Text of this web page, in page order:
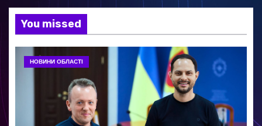
You missed
НОВИНИ ОБЛАСТІ